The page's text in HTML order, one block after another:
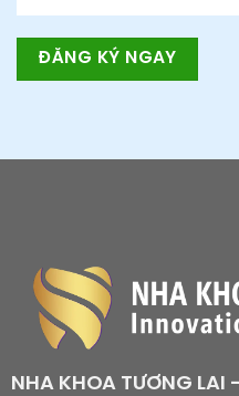
NHA KHOA TƯƠNG LAI